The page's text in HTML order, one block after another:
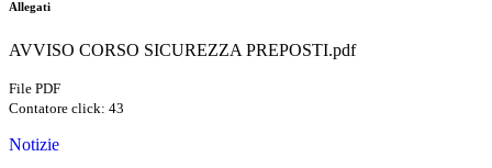
Allegati
AVVISO CORSO SICUREZZA PREPOSTI.pdf
File PDF
Contatore click: 43
Notizie